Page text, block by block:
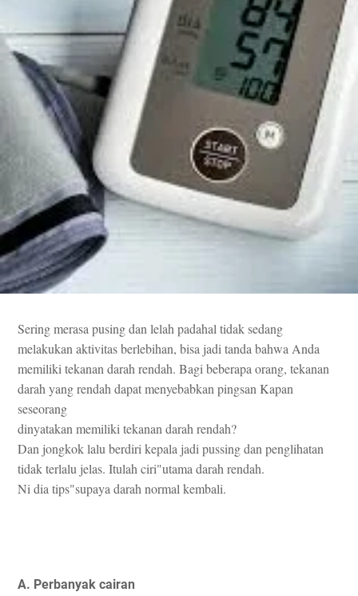
Sering merasa pusing dan lelah padahal tidak sedang
melakukan aktivitas berlebihan, bisa jadi tanda bahwa Anda
memiliki tekanan darah rendah. Bagi beberapa orang, tekanan
darah yang rendah dapat menyebabkan pingsan Kapan
seseorang
dinyatakan memiliki tekanan darah rendah?
Dan jongkok lalu berdiri kepala jadi pussing dan penglihatan
tidak terlalu jelas. Itulah ciri"utama darah rendah.
Ni dia tips"supaya darah normal kembali.
A. Perbanyak cairan